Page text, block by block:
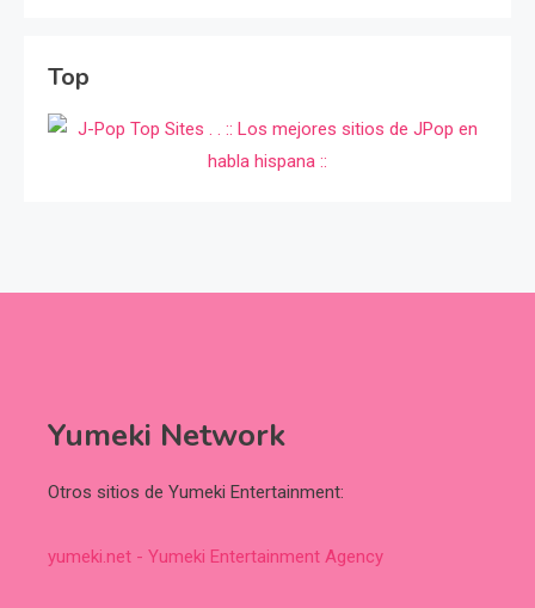
Top
Yumeki Network
Otros sitios de Yumeki Entertainment:
yumeki.net - Yumeki Entertainment Agency